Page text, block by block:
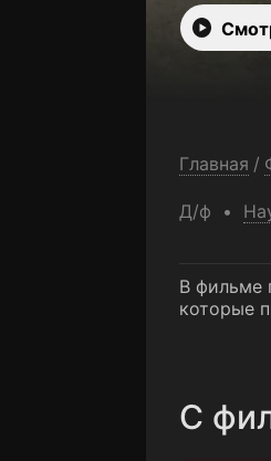
Главная /
Д/ф
В фильме
которые
C